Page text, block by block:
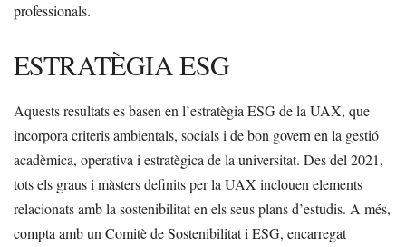
professionals.
ESTRATÈGIA ESG
Aquests resultats es basen en l’estratègia ESG de la UAX, que
incorpora criteris ambientals, socials i de bon govern en la gestió
acadèmica, operativa i estratègica de la universitat. Des del 2021,
tots els graus i màsters definits per la UAX inclouen elements
relacionats amb la sostenibilitat en els seus plans d’estudis. A més,
compta amb un Comitè de Sostenibilitat i ESG, encarregat